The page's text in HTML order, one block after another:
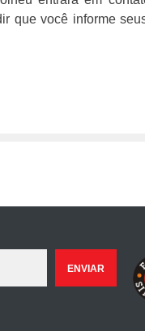
que você informe